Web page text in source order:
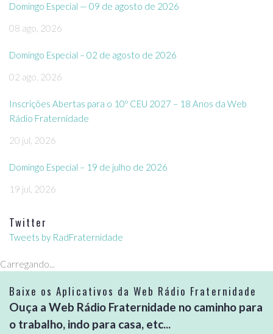
Domingo Especial — 09 de agosto de 2026
08 ago, 2026
Domingo Especial – 02 de agosto de 2026
02 ago, 2026
Inscrições Abertas para o 10º CEU 2027 – 18 Anos da Web
Rádio Fraternidade
20 jul, 2026
Domingo Especial – 19 de julho de 2026
19 jul, 2026
Twitter
Tweets by RadFraternidade
Carregando...
Baixe os Aplicativos da Web Rádio Fraternidade
Ouça a Web Rádio Fraternidade no caminho para
o trabalho, indo para casa, etc...